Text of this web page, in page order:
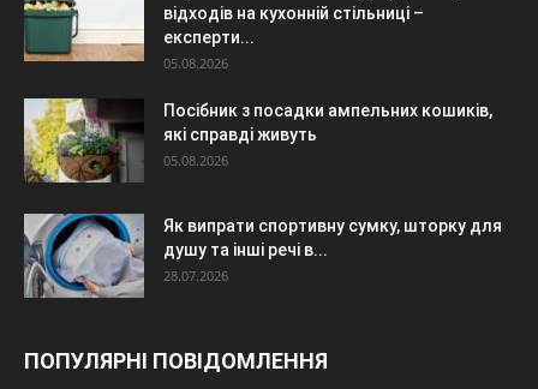
відходів на кухонній стільниці –
експерти...
05.08.2026
Посібник з посадки ампельних кошиків,
які справді живуть
05.08.2026
Як випрати спортивну сумку, шторку для
душу та інші речі в...
28.07.2026
ПОПУЛЯРНІ ПОВІДОМЛЕННЯ